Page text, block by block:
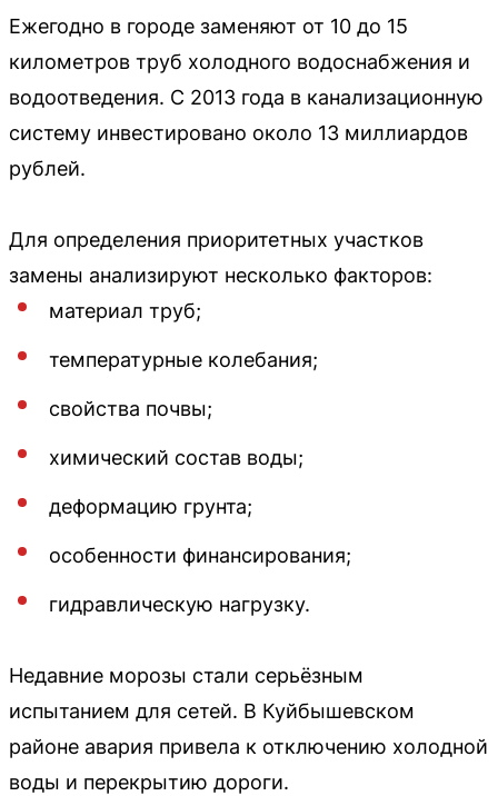
Ежегодно в городе заменяют от 10 до 15
километров труб холодного водоснабжения и
водоотведения. С 2013 года в канализационную
систему инвестировано около 13 миллиардов
рублей.
Для определения приоритетных участков
замены анализируют несколько факторов:
материал труб;
температурные колебания;
свойства почвы;
химический состав воды;
деформацию грунта;
особенности финансирования;
гидравлическую нагрузку.
Недавние морозы стали серьёзным
испытанием для сетей. В Куйбышевском
районе авария привела к отключению холодной
воды и перекрытию дороги.